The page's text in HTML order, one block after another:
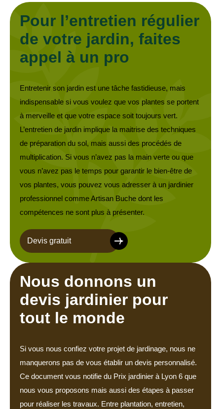
Pour l’entretien régulier
de votre jardin, faites
appel à un pro
Entretenir son jardin est une tâche fastidieuse, mais
indispensable si vous voulez que vos plantes se portent
à merveille et que votre espace soit toujours vert.
L’entretien de jardin implique la maitrise des techniques
de préparation du sol, mais aussi des procédés de
multiplication. Si vous n’avez pas la main verte ou que
vous n’avez pas le temps pour garantir le bien-être de
vos plantes, vous pouvez vous adresser à un jardinier
professionnel comme Artisan Buche dont les
compétences ne sont plus à présenter.
Devis gratuit
Nous donnons un
devis jardinier pour
tout le monde
Si vous nous confiez votre projet de jardinage, nous ne
manquerons pas de vous établir un devis personnalisé.
Ce document vous notifie du Prix jardinier à Lyon 6 que
nous vous proposons mais aussi des étapes à passer
pour réaliser les travaux. Entre plantation, entretien,